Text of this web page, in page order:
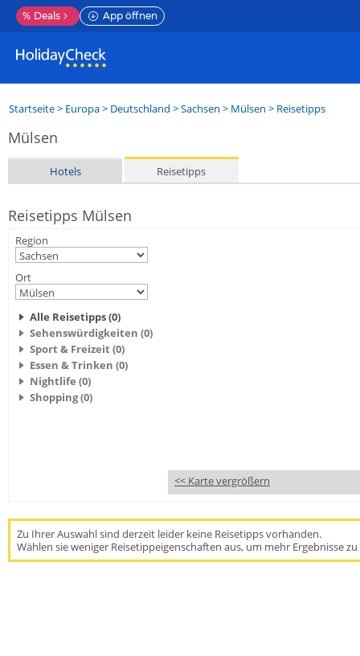
% Deals App öffnen
Startseite> Europa> Deutschland >Sachsen > Mülsen > Reisetipps
Mülsen
Hotels Reisetipps
Reisetipps Mülsen
Region
Ort
Alle Reisetipps (0)
Sehenswürdigkeiten (0)
Sport & Freizeit (0)
Essen & Trinken (0)
Nightlife (0)
Shopping (0)
<< Karte vergrößern
Zu Ihrer Auswahl sind derzeit leider keine Reisetipps vorhanden.
Wählen sie weniger Reisetippeigenschaften aus, um mehr Ergebnisse